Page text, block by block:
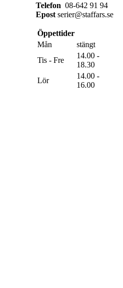
Telefon 08-642 91 94
Epost serier@staffars.se
Öppettider
Mån
stängt
Tis - Fre
14.00 -
18.30
Lör
14.00 -
16.00